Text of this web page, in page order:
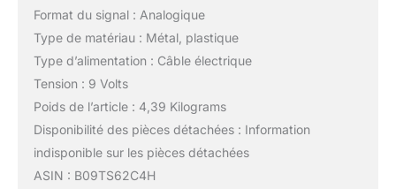
Format du signal : Analogique
Type de matériau : Métal, plastique
Type d’alimentation : Câble électrique
Tension : 9 Volts
Poids de l’article : 4,39 Kilograms
Disponibilité des pièces détachées : Information
indisponible sur les pièces détachées
ASIN : B09TS62C4H